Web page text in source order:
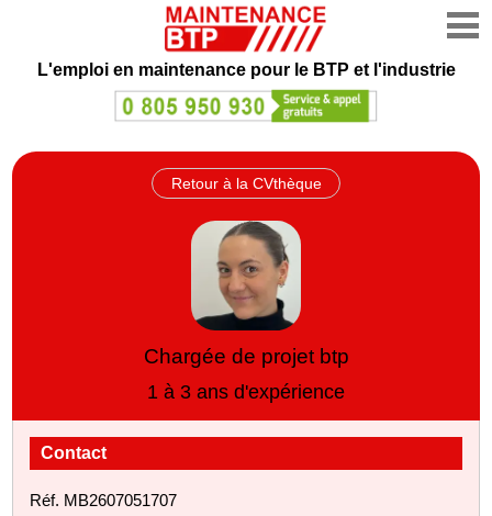
L'emploi en maintenance pour le BTP et l'industrie
Retour à la CVthèque
Chargée de projet btp
1 à 3 ans d'expérience
Contact
Réf. MB2607051707